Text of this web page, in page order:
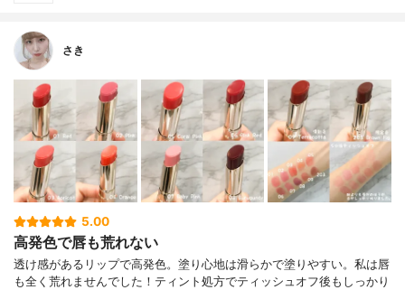
さき
5.00
高発色で唇も荒れない
透け感があるリップで高発色。塗り心地は滑らかで塗りやすい。 私は唇
も全く荒れませんでした！ ティント処方でティッシュオフ後もしっかり